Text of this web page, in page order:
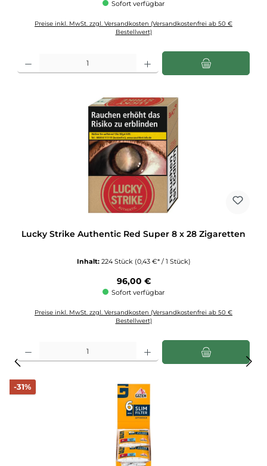
Sofort verfügbar
Preise inkl. MwSt. zzgl. Versandkosten (Versandkostenfrei ab 50 €
Bestellwert)
Produkt Anzahl: Gib den gewünschten Wert ein oder benutze die Schaltflächen
Lucky Strike Authentic Red Super 8 x 28 Zigaretten
Inhalt: 224 Stück (0,43 €* / 1 Stück)
Regulärer Preis:
96,00 €
Sofort verfügbar
Preise inkl. MwSt. zzgl. Versandkosten (Versandkostenfrei ab 50 €
Bestellwert)
Produkt Anzahl: Gib den gewünschten Wert ein oder benutze die Schaltflächen
-31%Rabatt